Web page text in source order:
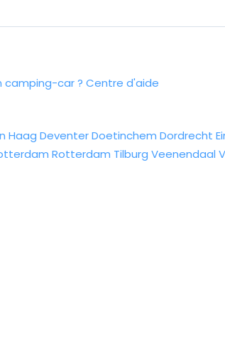
car ? Centre d'aide
Haag DeventerDoetinchem Dordrecht
Rotterdam Tilburg Veenendaal